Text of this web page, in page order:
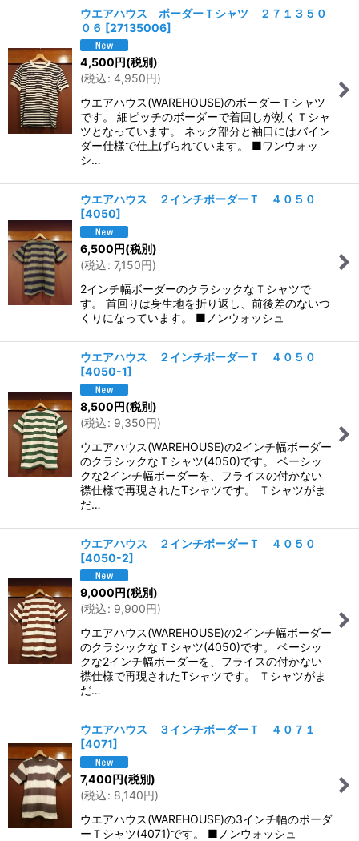
ウエアハウス ボーダーＴシャツ ２７１３５０
０６ [27135006]
4,500円(税別)
(税込: 4,950円)
ウエアハウス(WAREHOUSE)のボーダーＴシャツ
です。 細ピッチのボーダーで着回しが効くＴシャ
ツとなっています。 ネック部分と袖口にはバイン
ダー仕様で仕上げられています。 ■ワンウォッ
シ…
ウエアハウス ２インチボーダーＴ ４０５０
[4050]
6,500円(税別)
(税込: 7,150円)
2インチ幅ボーダーのクラシックなＴシャツで
す。 首回りは身生地を折り返し、前後差のないつ
くりになっています。 ■ノンウォッシュ
ウエアハウス ２インチボーダーＴ ４０５０
[4050-1]
8,500円(税別)
(税込: 9,350円)
ウエアハウス(WAREHOUSE)の2インチ幅ボーダー
のクラシックなＴシャツ(4050)です。 ベーシッ
クな2インチ幅ボーダーを、フライスの付かない
襟仕様で再現されたTシャツです。 Ｔシャツがま
だ…
ウエアハウス ２インチボーダーＴ ４０５０
[4050-2]
9,000円(税別)
(税込: 9,900円)
ウエアハウス(WAREHOUSE)の2インチ幅ボーダー
のクラシックなＴシャツ(4050)です。 ベーシッ
クな2インチ幅ボーダーを、フライスの付かない
襟仕様で再現されたTシャツです。 Ｔシャツがま
だ…
ウエアハウス ３インチボーダーＴ ４０７１
[4071]
7,400円(税別)
(税込: 8,140円)
ウエアハウス(WAREHOUSE)の3インチ幅のボーダ
ーＴシャツ(4071)です。 ■ノンウォッシュ